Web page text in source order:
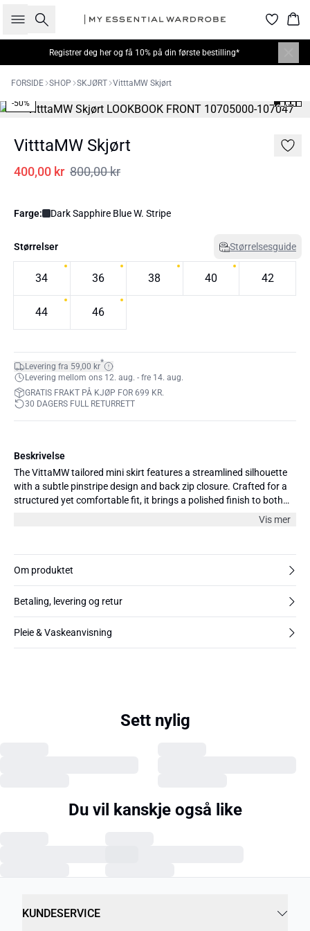
Søk
Registrer deg herog få 10% på din første bestilling*
FORSIDE SHOP SKJØRT VitttaMW Skjørt
-50%
VitttaMW Skjørt
400,00 kr 800,00 kr
Farge: Dark Sapphire Blue W. Stripe
Størrelser Størrelsesguide
34 36 38 40 42
44 46
Levering fra 59,00 kr*
Levering mellom ons 12. aug. - fre 14. aug.
GRATIS FRAKT PÅ KJØP FOR 699 KR.
30 DAGERS FULL RETURRETT
Beskrivelse
The VittaMW tailored mini skirt features a streamlined silhouette
with a subtle pinstripe design and back zip closure. Crafted for a
structured yet comfortable fit, it brings a polished finish to both
Vis mer
Om produktet
Betaling, levering og retur
Pleie & Vaskeanvisning
Sett nylig
Du vil kanskje også like
KUNDESERVICE